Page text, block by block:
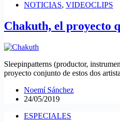
NOTICIAS, VIDEOCLIPS
Chakuth, el proyecto
Sleepinpatterns (productor,
proyecto conjunto de estos dos
Noemí Sánchez
24/05/2019
ESPECIALES